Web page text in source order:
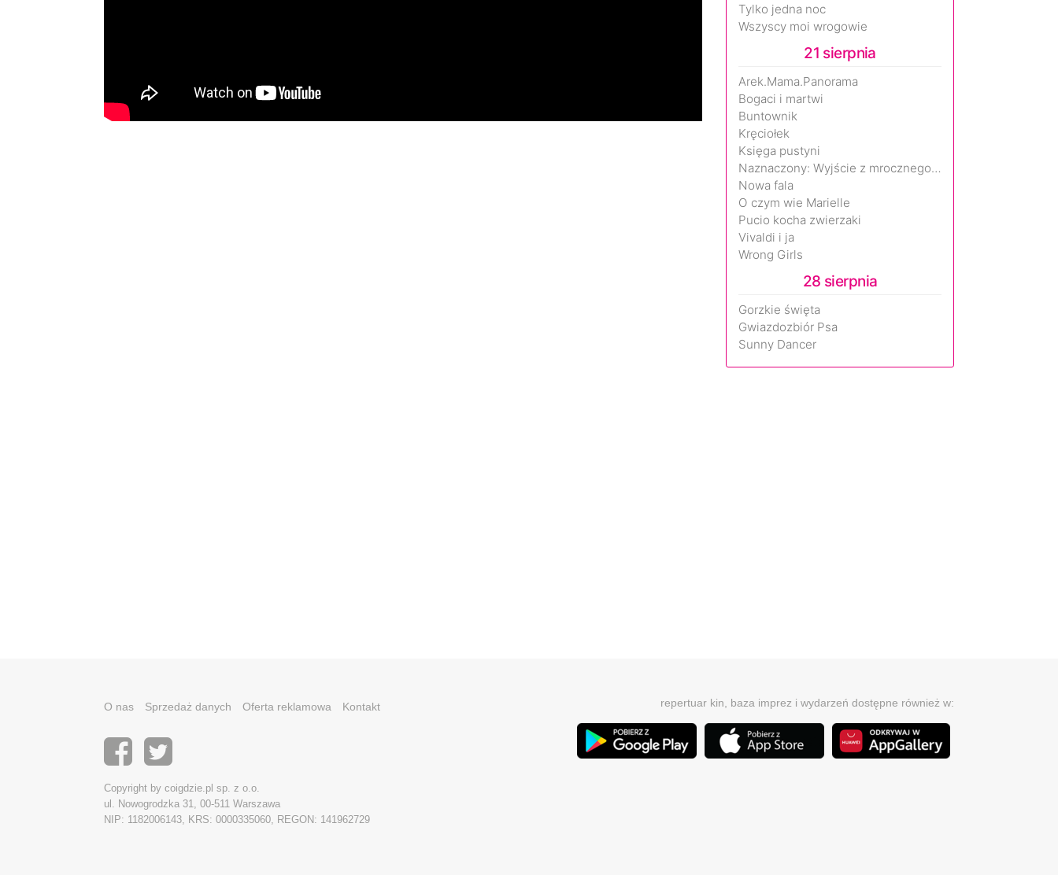
Tylko jedna noc
Wszyscy moi wrogowie
21 sierpnia
Arek.Mama.Panorama
Bogaci i martwi
Buntownik
Kręciołek
Księga pustyni
Naznaczony: Wyjście z mrocznego wymiaru
Nowa fala
O czym wie Marielle
Pucio kocha zwierzaki
Vivaldi i ja
Wrong Girls
28 sierpnia
Gorzkie święta
Gwiazdozbiór Psa
Sunny Dancer
O nas Sprzedaż danych Oferta reklamowa Kontakt
Copyright by coigdzie.pl sp. z o.o.
ul. Nowogrodzka 31, 00-511 Warszawa
NIP: 1182006143, KRS: 0000335060, REGON: 141962729
repertuar kin, baza imprez i wydarzeń dostępne również w: